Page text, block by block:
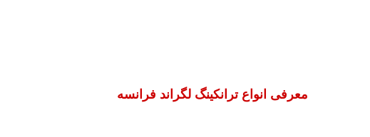
معرفی انواع ترانکینگ لگراند فرانسه